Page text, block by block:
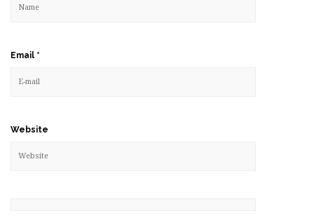
Email *
Website